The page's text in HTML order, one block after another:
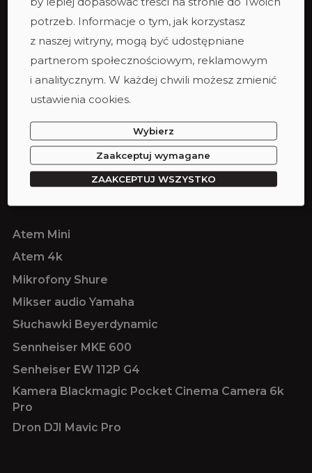
Sony G-Master II 24-70 2.8
Sony G-Master II 16-35 2.8
Statyw Manfrotto Nitrotech 612
Karta Pamięci 256 V90
Karta Pamięci 256 V30
Atomos Ninja Recorder
Liliput HD Monitor referencyjny
Atem Mini
Atem 4k
Mikrofony Shure
Mikser audio Yamaha
Słuchawki Beyerdynamic
Sennheiser MKE 600
Senheiser EW 112P G4
Kamera Blackmagic Pocket Cinema Camera 6k
Pro
Dron DJI Mavic Pro
potrzeb. Informacje o tym, jak korzystasz
z naszej witryny, mogą być udostępniane
partnerom społecznościowym, reklamowym
i analitycznym. W każdej chwili możesz zmienić
ustawienia cookies.
Wybierz
Zaakceptuj wymagane
ZAAKCEPTUJ WSZYSTKO